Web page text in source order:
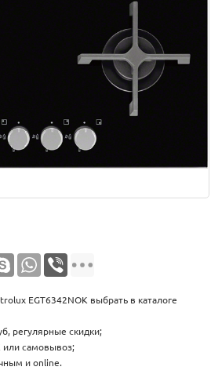
EGT6342NOK выбрать в каталоге
регулярные скидки;
или самовывоз;
и online.